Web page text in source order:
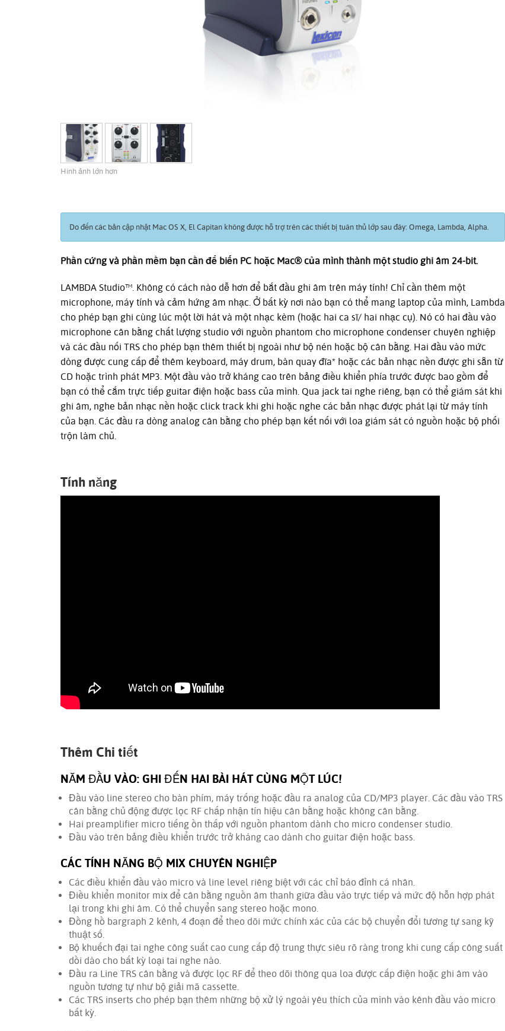
Hình ảnh lớn hơn
Do đến các bản cập nhật Mac OS X, El Capitan không được hỗ trợ trên các thiết bị tuân thủ lớp sau đây: Omega, Lambda, Alpha.
Phần cứng và phần mềm bạn cần để biến PC hoặc Mac® của mình thành một studio ghi âm 24-bit.
LAMBDA Studio™. Không có cách nào dễ hơn để bắt đầu ghi âm trên máy tính! Chỉ cần thêm một
microphone, máy tính và cảm hứng âm nhạc. Ở bất kỳ nơi nào bạn có thể mang laptop của mình, Lambda
cho phép bạn ghi cùng lúc một lời hát và một nhạc kèm (hoặc hai ca sĩ/ hai nhạc cụ). Nó có hai đầu vào
microphone cân bằng chất lượng studio với nguồn phantom cho microphone condenser chuyên nghiệp
và các đầu nối TRS cho phép bạn thêm thiết bị ngoài như bộ nén hoặc bộ cân bằng. Hai đầu vào mức
dòng được cung cấp để thêm keyboard, máy drum, bàn quay đĩa* hoặc các bản nhạc nền được ghi sẵn từ
CD hoặc trình phát MP3. Một đầu vào trở kháng cao trên bảng điều khiển phía trước được bao gồm để
bạn có thể cắm trực tiếp guitar điện hoặc bass của mình. Qua jack tai nghe riêng, bạn có thể giám sát khi
ghi âm, nghe bản nhạc nền hoặc click track khi ghi hoặc nghe các bản nhạc được phát lại từ máy tính
của bạn. Các đầu ra dòng analog cân bằng cho phép bạn kết nối với loa giám sát có nguồn hoặc bộ phối
trộn làm chủ.
Tính năng
Thêm Chi tiết
NĂM ĐẦU VÀO: GHI ĐẾN HAI BÀI HÁT CÙNG MỘT LÚC!
Đầu vào line stereo cho bàn phím, máy trống hoặc đầu ra analog của CD/MP3 player. Các đầu vào TRS
cân bằng chủ động được lọc RF chấp nhận tín hiệu cân bằng hoặc không cân bằng.
Hai preamplifier micro tiếng ồn thấp với nguồn phantom dành cho micro condenser studio.
Đầu vào trên bảng điều khiển trước trở kháng cao dành cho guitar điện hoặc bass.
CÁC TÍNH NĂNG BỘ MIX CHUYÊN NGHIỆP
Các điều khiển đầu vào micro và line level riêng biệt với các chỉ báo đỉnh cá nhân.
Điều khiển monitor mix để cân bằng nguồn âm thanh giữa đầu vào trực tiếp và mức độ hỗn hợp phát
lại trong khi ghi âm. Có thể chuyển sang stereo hoặc mono.
Đồng hồ bargraph 2 kênh, 4 đoạn để theo dõi mức chính xác của các bộ chuyển đổi tương tự sang kỹ
thuật số.
Bộ khuếch đại tai nghe công suất cao cung cấp độ trung thực siêu rõ ràng trong khi cung cấp công suất
dồi dào cho bất kỳ loại tai nghe nào.
Đầu ra Line TRS cân bằng và được lọc RF để theo dõi thông qua loa được cấp điện hoặc ghi âm vào
nguồn tương tự như bộ giải mã cassette.
Các TRS inserts cho phép bạn thêm những bộ xử lý ngoài yêu thích của mình vào kênh đầu vào micro
bất kỳ.